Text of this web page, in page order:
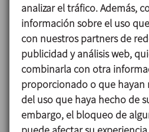
Cómo denunciar
infracción
Las sociedades del grupo
disposición diferentes
denunciar, de forma
violación, o una
principios y normas
analizar el tráfico. Además,
información sobre el uso
con nuestros partners de
publicidad y análisis web,
combinarla con otra
proporcionado o que hayan
del uso que haya hecho de
embargo, el bloqueo de